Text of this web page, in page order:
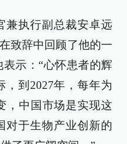
兼执行副总裁安卓远
在致辞中回顾了他的一
示：“心怀患者的辉
，到2027年，每年为
，中国市场是实现这
对于生物产业创新的